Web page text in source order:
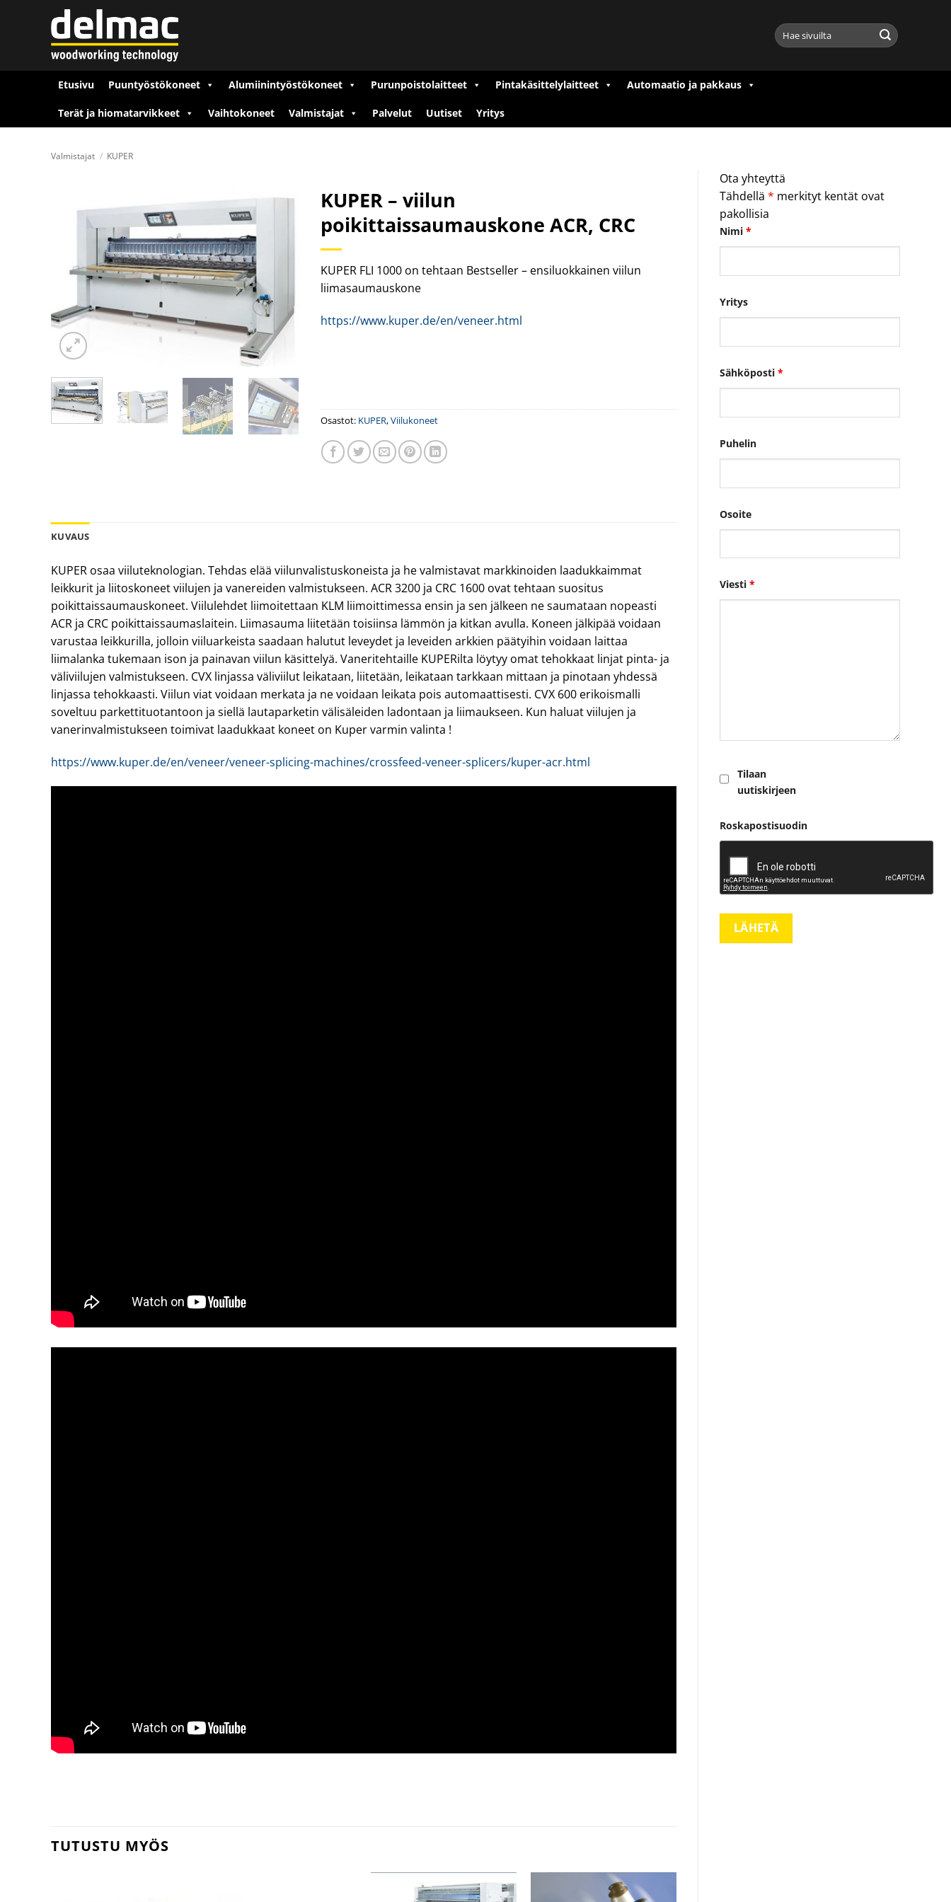
Etsi:
Etusivu Puuntyöstökoneet Alumiinintyöstökoneet Purunpoistolaitteet Pintakäsittelylaitteet Automaatio ja pakkaus
Terät ja hiomatarvikkeet Vaihtokoneet Valmistajat Palvelut Uutiset Yritys
Valmistajat / KUPER
Ota yhteyttä
Tähdellä * merkityt kentät ovat
pakollisia
Nimi *
Yritys
Sähköposti *
Puhelin
Osoite
Viesti *
Tilaan
uutiskirjeen
Roskapostisuodin
KUPER – viilun
poikittaissaumauskone ACR, CRC
KUPER FLI 1000 on tehtaan Bestseller – ensiluokkainen viilun
liimasaumauskone
https://www.kuper.de/en/veneer.html
Osastot: KUPER,Viilukoneet
KUVAUS
KUPER osaa viiluteknologian. Tehdas elää viilunvalistuskoneista ja he valmistavat markkinoiden laadukkaimmat
leikkurit ja liitoskoneet viilujen ja vanereiden valmistukseen. ACR 3200 ja CRC 1600 ovat tehtaan suositus
poikittaissaumauskoneet. Viilulehdet liimoitettaan KLM liimoittimessa ensin ja sen jälkeen ne saumataan nopeasti
ACR ja CRC poikittaissaumaslaitein. Liimasauma liitetään toisiinsa lämmön ja kitkan avulla. Koneen jälkipää voidaan
varustaa leikkurilla, jolloin viiluarkeista saadaan halutut leveydet ja leveiden arkkien päätyihin voidaan laittaa
liimalanka tukemaan ison ja painavan viilun käsittelyä. Vaneritehtaille KUPERilta löytyy omat tehokkaat linjat pinta- ja
väliviilujen valmistukseen. CVX linjassa väliviilut leikataan, liitetään, leikataan tarkkaan mittaan ja pinotaan yhdessä
linjassa tehokkaasti. Viilun viat voidaan merkata ja ne voidaan leikata pois automaattisesti. CVX 600 erikoismalli
soveltuu parkettituotantoon ja siellä lautaparketin välisäleiden ladontaan ja liimaukseen. Kun haluat viilujen ja
vanerinvalmistukseen toimivat laadukkaat koneet on Kuper varmin valinta !
https://www.kuper.de/en/veneer/veneer-splicing-machines/crossfeed-veneer-splicers/kuper-acr.html
TUTUSTU MYÖS